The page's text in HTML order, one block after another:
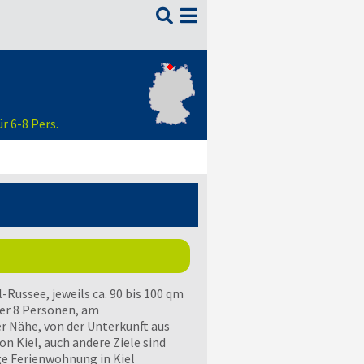

6-8 Pers.
jeweils ca. 90 bis 100 qm
8 Personen, am
von der Unterkunft aus
Kiel, auch andere Ziele sind
Ferienwohnung in Kiel